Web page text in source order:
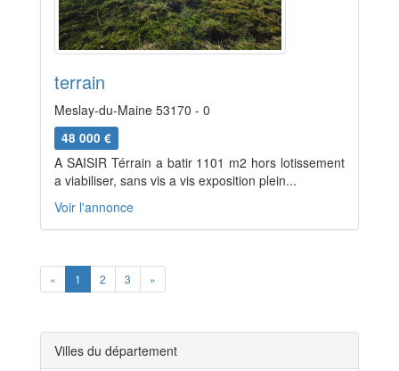
terrain
Meslay-du-Maine 53170 - 0
48 000 €
A SAISIR Térrain a batir 1101 m2 hors lotissement
a viabiliser, sans vis a vis exposition plein...
Voir l'annonce
« Previous
1 2 3 »
Villes du département